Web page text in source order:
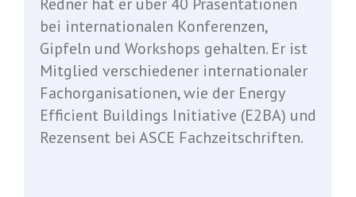
bei internationalen Konferenzen,
Gipfeln und Workshops gehalten. Er ist
Mitglied verschiedener internationaler
Fachorganisationen, wie der Energy
Efficient Buildings Initiative (E2BA) und
Rezensent bei ASCE Fachzeitschriften.